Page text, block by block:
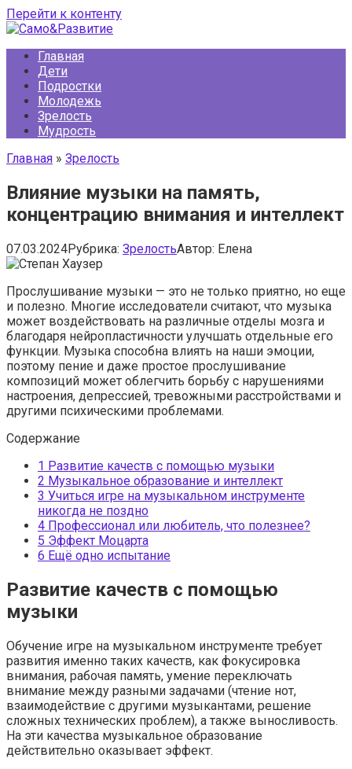
Перейти к контенту
Главная
Дети
Подростки
Молодежь
Зрелость
Мудрость
Главная » Зрелость
Влияние музыки на память,
концентрацию внимания и интеллект
07.03.2024Рубрика: ЗрелостьАвтор: Елена
Прослушивание музыки — это не только приятно, но еще
и полезно. Многие исследователи считают, что музыка
может воздействовать на различные отделы мозга и
благодаря нейропластичности улучшать отдельные его
функции. Музыка способна влиять на наши эмоции,
поэтому пение и даже простое прослушивание
композиций может облегчить борьбу с нарушениями
настроения, депрессией, тревожными расстройствами и
другими психическими проблемами.
Содержание
1 Развитие качеств с помощью музыки
2 Музыкальное образование и интеллект
3 Учиться игре на музыкальном инструменте
никогда не поздно
4 Профессионал или любитель, что полезнее?
5 Эффект Моцарта
6 Ещё одно испытание
Развитие качеств с помощью
музыки
Обучение игре на музыкальном инструменте требует
развития именно таких качеств, как фокусировка
внимания, рабочая память, умение переключать
внимание между разными задачами (чтение нот,
взаимодействие с другими музыкантами, решение
сложных технических проблем), а также выносливость.
На эти качества музыкальное образование
действительно оказывает эффект.